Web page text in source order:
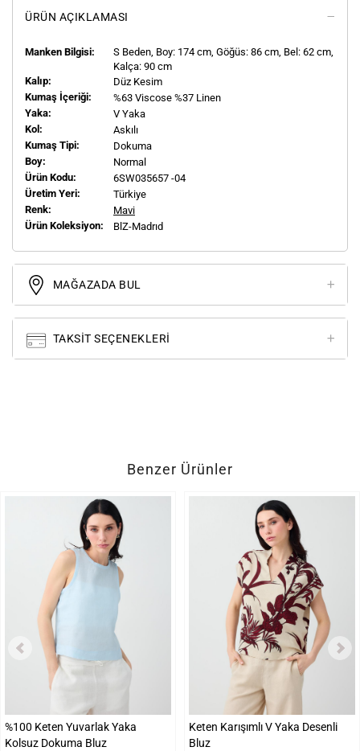
ÜRÜN AÇIKLAMASI
Manken Bilgisi: S Beden, Boy: 174 cm, Göğüs: 86 cm, Bel: 62 cm,
Kalça: 90 cm
Kalıp:
Düz Kesim
Kumaş İçeriği:
%63 Viscose %37 Linen
Yaka:
V Yaka
Kol:
Askılı
Kumaş Tipi:
Dokuma
Boy:
Normal
Ürün Kodu:
6SW035657 -04
Üretim Yeri:
Türkiye
Renk:
Mavi
Ürün Koleksiyon:
BlZ-Madrıd
MAĞAZADA BUL
TAKSIT SEÇENEKLERI
Benzer Ürünler
%100 Keten Yuvarlak Yaka
Kolsuz Dokuma Bluz
Keten Karışımlı V Yaka Desenli
Bluz